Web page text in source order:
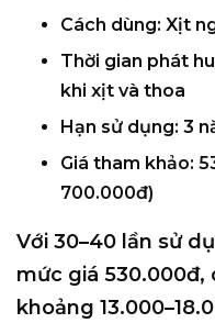
Cách dùng: Xịt
Thời gian phát
khi xịt và thoa
Hạn sử dụng: 3
Giá tham khảo:
700.000đ)
Với 30–40 lần sử
mức giá
khoảng